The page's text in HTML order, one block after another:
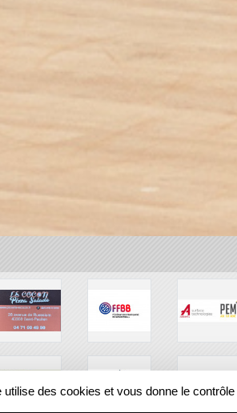
utilise des cookies et vous donne le